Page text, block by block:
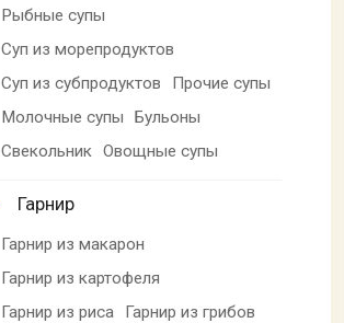
Рыбные супы
Суп из морепродуктов
Суп из субпродуктов
Прочие супы
Молочные супы
Бульоны
Свекольник Овощные супы
Гарнир
Гарнир из макарон
Гарнир из картофеля
Гарнир из риса
Гарнир из грибов